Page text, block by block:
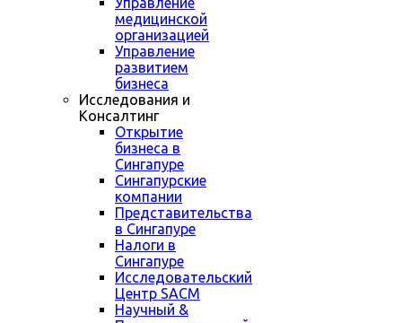
медицинской
организацией
Управление
развитием
бизнеса
Исследования и
Консалтинг
Открытие
бизнеса в
Сингапуре
Сингапурские
компании
Представительства
в Сингапуре
Налоги в
Сингапуре
Исследовательский
Центр SACM
Научный &